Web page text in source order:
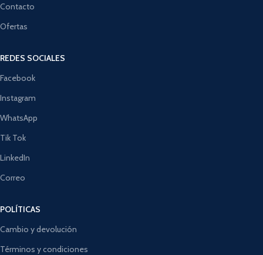
Contacto
Ofertas
REDES SOCIALES
Facebook
Instagram
WhatsApp
Tik Tok
LinkedIn
Correo
POLÍTICAS
Cambio y devolución
Términos y condiciones